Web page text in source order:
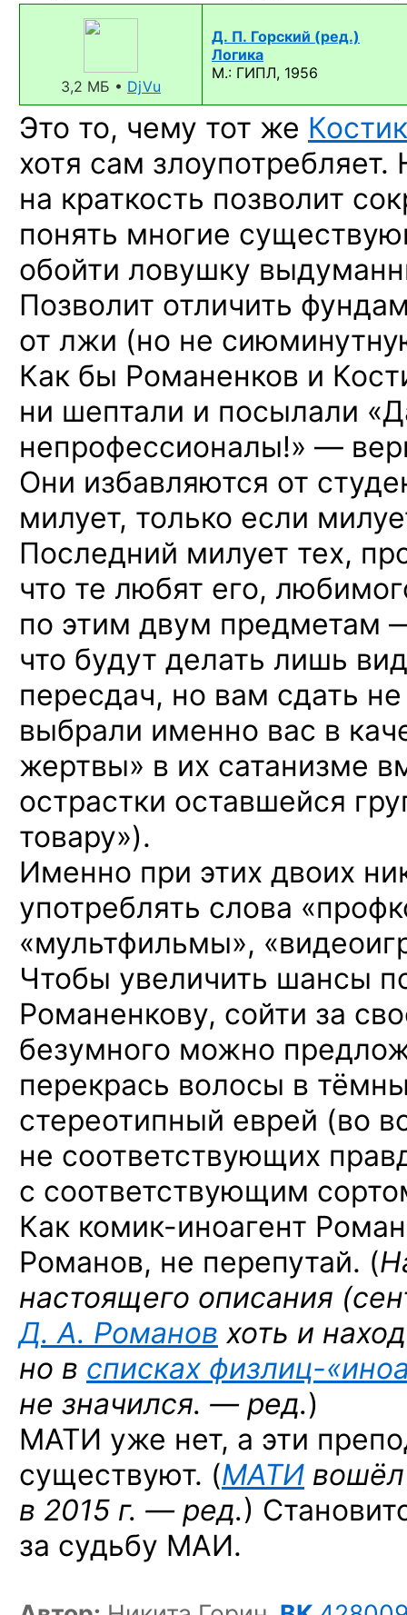
3,2 МБ • DjVu
Д. П. Горский (ред.)
Логика
М.: ГИПЛ, 1956
Это то, чему тот же
хотя сам
на краткость позволит
понять многие
обойти ловушку
Позволит отличить
от лжи (но не
Как бы Романенков и
ни шептали и посылали
непрофессионалы!» —
Они избавляются от
милует, только если
Последний милует тех,
что те любят его,
по этим двум предметам
что будут делать лишь
пересдач, но вам сдать
выбрали именно вас в
жертвы» в их сатанизме
острастки оставшейся
товару»).
Именно при этих двоих
употреблять слова
«мультфильмы»,
Чтобы увеличить шансы
Романенкову, сойти за
безумного можно
перекрась волосы в
стереотипный еврей (во
не соответствующих
с соответствующим
Как комик-иноагент
Романов, не перепутай. (
настоящего описания
Д. А. Романов хоть и
но в списках физлиц-
не значился. — ред.)
МАТИ уже нет, а эти
существуют. (МАТИ
в 2015 г. — ред.)
за судьбу МАИ.